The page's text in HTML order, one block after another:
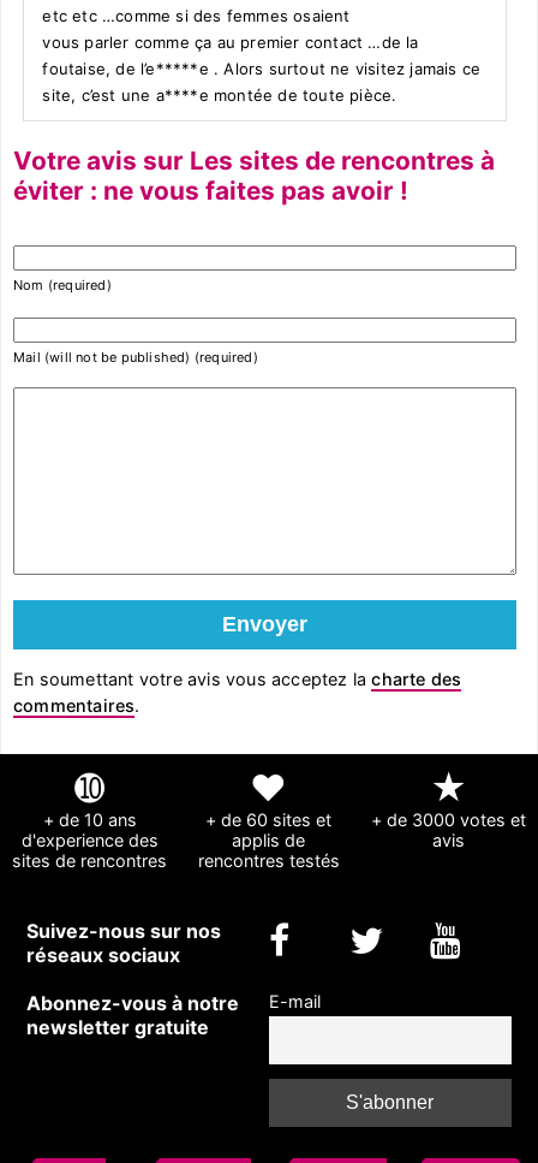
etc etc …comme si des femmes osaient
vous parler comme ça au premier contact …de la
foutaise, de l’e*****e . Alors surtout ne visitez jamais ce
site, c’est une a****e montée de toute pièce.
Votre avis sur Les sites de rencontres à
éviter : ne vous faites pas avoir !
Nom (required)
Mail (will not be published) (required)
En soumettant votre avis vous acceptez lacharte des
commentaires.
➓
+ de 10 ans
d'experience des
sites de rencontres
❤
+ de 60 sites et
applis de
rencontres testés
★
+ de 3000 votes et
avis
Suivez-nous sur nos
réseaux sociaux
Abonnez-vous à notre
newsletter gratuite
E-mail